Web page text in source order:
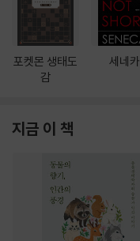
포켓몬 생태도
감
세네카
지금 이 책